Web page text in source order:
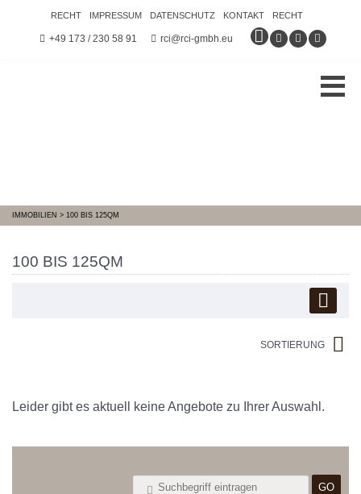
RECHT IMPRESSUM DATENSCHUTZ KONTAKT RECHT
+49 173 / 230 58 91 rci@rci-gmbh.eu
IMMOBILIEN > 100 BIS 125QM
100 BIS 125QM
SORTIERUNG
Leider gibt es aktuell keine Angebote zu Ihrer Auswahl.